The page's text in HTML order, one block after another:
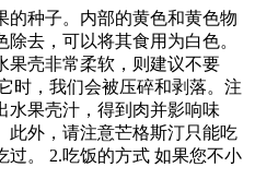
的种子。内部的黄色和黄色物
去，可以将其食用为白色。
果壳非常柔软，则建议不要
时，我们会被压碎和剥落。注
水果壳汁，得到肉并影响味
此外，请注意芒格斯汀只能吃
过。 2.吃饭的方式 如果您不小